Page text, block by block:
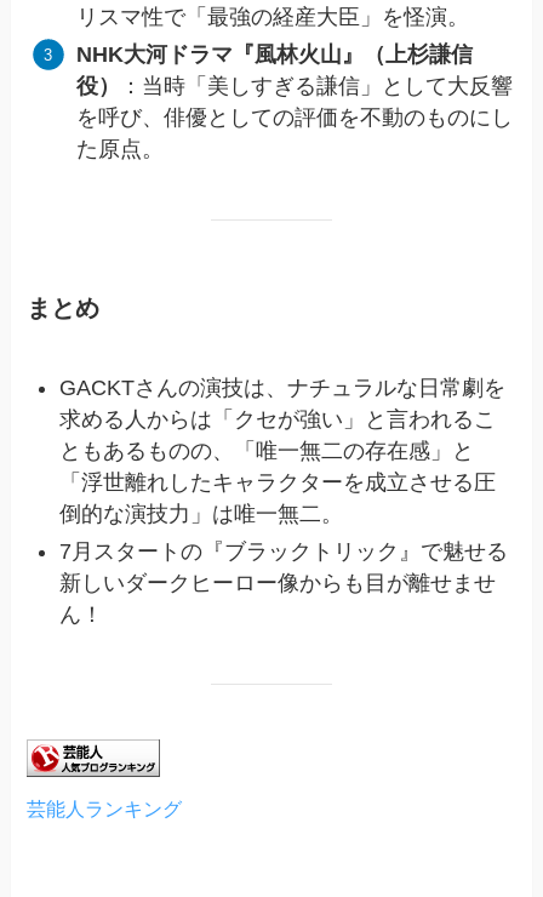
リスマ性で「最強の経産大臣」を怪演。
NHK大河ドラマ『風林火山』（上杉謙信
役）
：当時「美しすぎる謙信」として大反響
を呼び、俳優としての評価を不動のものにし
た原点。
まとめ
GACKTさんの演技は、ナチュラルな日常劇を
求める人からは「クセが強い」と言われるこ
ともあるものの、「唯一無二の存在感」と
「浮世離れしたキャラクターを成立させる圧
倒的な演技力」は唯一無二。
7月スタートの『ブラックトリック』で魅せる
新しいダークヒーロー像からも目が離せませ
ん！
芸能人ランキング